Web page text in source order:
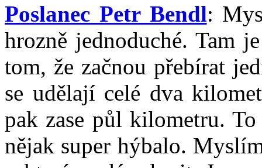
Poslanec Petr Bendl:
hrozně jednoduché. Tam
tom, že začnou přebírat
se udělají celé dva
pak zase půl kilometru.
nějak super hýbalo.